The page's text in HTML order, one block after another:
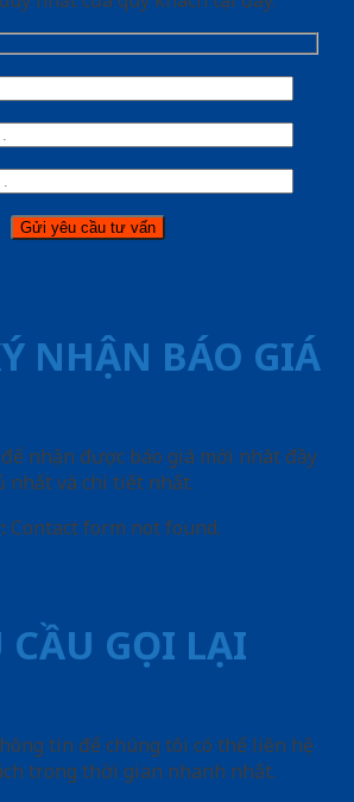
NHẬN BÁO GIÁ
nhận được báo giá mới nhât đầy
nhất và chi tiết nhất.
Contact form not found.
CẦU GỌI LẠI
tin để chúng tôi có thể liên hệ
trong thời gian nhanh nhất.